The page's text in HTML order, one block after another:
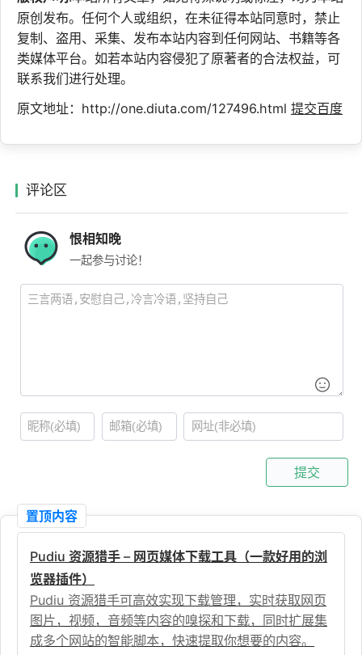
原创发布。任何个人或组织，在未征得本站同意时，禁止
复制、盗用、采集、发布本站内容到任何网站、书籍等各
类媒体平台。如若本站内容侵犯了原著者的合法权益，可
联系我们进行处理。
原文地址：http://one.diuta.com/127496.html 提交百度
评论区
恨相知晚
一起参与讨论！
提交
置顶内容
Pudiu 资源猎手 – 网页媒体下载工具（一款好用的浏
览器插件）
Pudiu 资源猎手可高效实现下载管理，实时获取网页
图片，视频，音频等内容的嗅探和下载，同时扩展集
成多个网站的智能脚本，快速提取你想要的内容。